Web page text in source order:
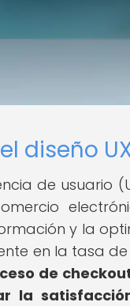
diseño
de usuario
y la
en la tasa
de
la